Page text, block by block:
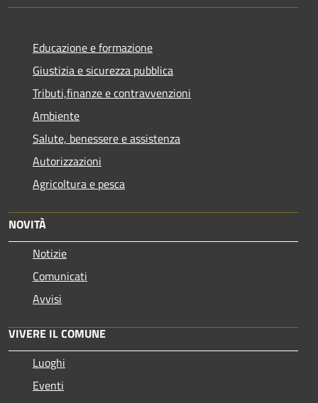
Educazione e formazione
Giustizia e sicurezza pubblica
Tributi,finanze e contravvenzioni
Ambiente
Salute, benessere e assistenza
Autorizzazioni
Agricoltura e pesca
NOVITÀ
Notizie
Comunicati
Avvisi
VIVERE IL COMUNE
Luoghi
Eventi